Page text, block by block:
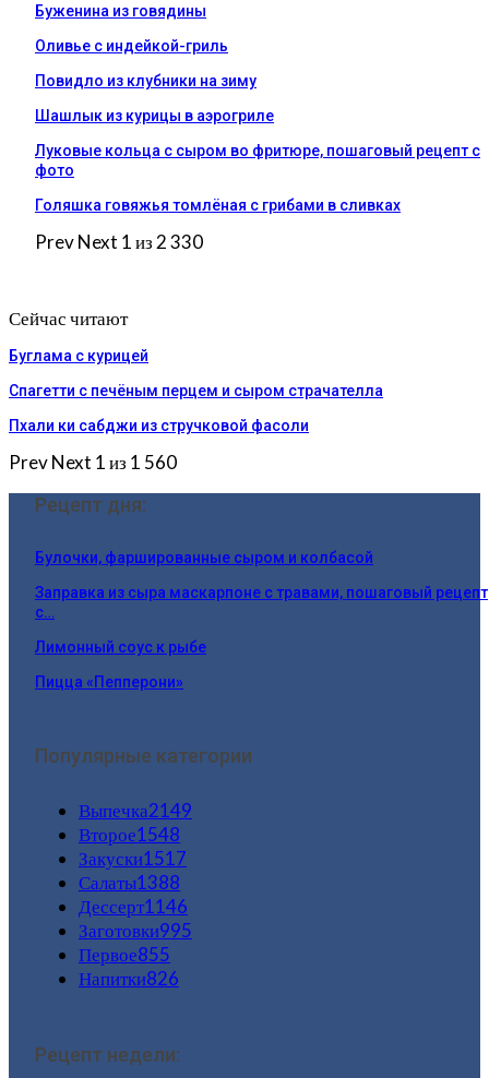
Буженина из говядины
Оливье с индейкой-гриль
Повидло из клубники на зиму
Шашлык из курицы в аэрогриле
Луковые кольца с сыром во фритюре, пошаговый рецепт с
фото
Голяшка говяжья томлёная с грибами в сливках
PrevNext 1 из 2 330
Сейчас читают
Буглама с курицей
Спагетти с печёным перцем и сыром страчателла
Пхали ки сабджи из стручковой фасоли
PrevNext 1 из 1 560
Рецепт дня:
Булочки, фаршированные сыром и колбасой
Заправка из сыра маскарпоне с травами, пошаговый рецепт
с…
Лимонный соус к рыбе
Пицца «Пепперони»
Популярные категории
Выпечка2149
Второе1548
Закуски1517
Салаты1388
Дессерт1146
Заготовки995
Первое855
Напитки826
Рецепт недели: